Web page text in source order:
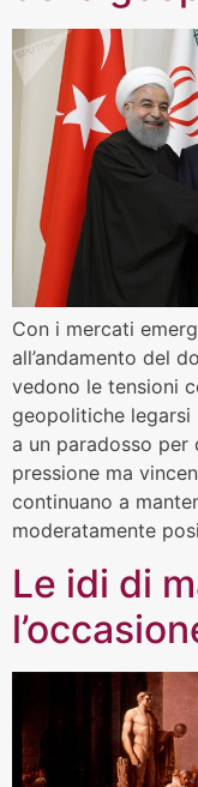
Con i mercati
all’andamento del
vedono le tensioni
geopolitiche legarsi
a un paradosso per
pressione ma
continuano a
moderatamente
Le idi di